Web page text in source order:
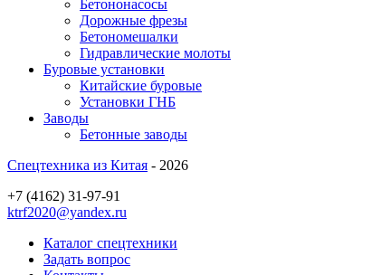
Бетононасосы
Дорожные фрезы
Бетономешалки
Гидравлические молоты
Буровые установки
Китайские буровые
Установки ГНБ
Заводы
Бетонные заводы
Спецтехника из Китая - 2026
+7 (4162) 31-97-91
ktrf2020@yandex.ru
Каталог спецтехники
Задать вопрос